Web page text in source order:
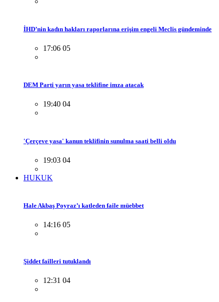
İHD’nin kadın hakları raporlarına erişim engeli Meclis gündeminde
17:06 05
DEM Parti yarın yasa teklifine imza atacak
19:40 04
'Çerçeve yasa' kanun teklifinin sunulma saati belli oldu
19:03 04
HUKUK
Hale Akbaş Poyraz’ı katleden faile müebbet
14:16 05
Şiddet failleri tutuklandı
12:31 04